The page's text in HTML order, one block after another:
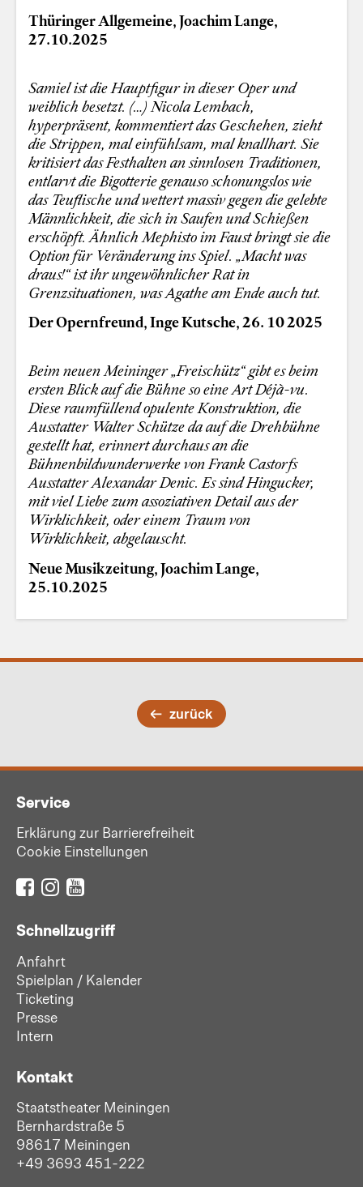
Thüringer Allgemeine, Joachim Lange,
27.10.2025
Samiel ist die Hauptfigur in dieser Oper und
weiblich besetzt. (…) Nicola Lembach,
hyperpräsent, kommentiert das Geschehen, zieht
die Strippen, mal einfühlsam, mal knallhart. Sie
kritisiert das Festhalten an sinnlosen Traditionen,
entlarvt die Bigotterie genauso schonungslos wie
das Teuflische und wettert massiv gegen die gelebte
Männlichkeit, die sich in Saufen und Schießen
erschöpft. Ähnlich Mephisto im Faust bringt sie die
Option für Veränderung ins Spiel. „Macht was
draus!“ ist ihr ungewöhnlicher Rat in
Grenzsituationen, was Agathe am Ende auch tut.
Der Opernfreund, Inge Kutsche, 26. 10 2025
Beim neuen Meininger „Freischütz“ gibt es beim
ersten Blick auf die Bühne so eine Art Déjà-vu.
Diese raumfüllend opulente Konstruktion, die
Ausstatter Walter Schütze da auf die Drehbühne
gestellt hat, erinnert durchaus an die
Bühnenbildwunderwerke von Frank Castorfs
Ausstatter Alexandar Denic. Es sind Hingucker,
mit viel Liebe zum assoziativen Detail aus der
Wirklichkeit, oder einem Traum von
Wirklichkeit, abgelauscht.
Neue Musikzeitung, Joachim Lange,
25.10.2025
zurück
Service
Erklärung zur Barrierefreiheit
Cookie Einstellungen
Schnellzugriff
Anfahrt
Spielplan / Kalender
Ticketing
Presse
Intern
Kontakt
Staatstheater Meiningen
Bernhardstraße 5
98617 Meiningen
+49 3693 451-222